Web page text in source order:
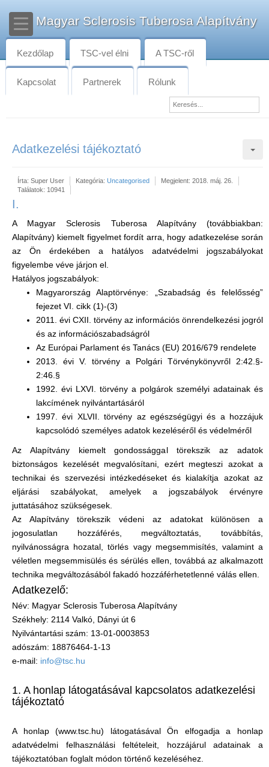
Magyar Sclerosis Tuberosa Alapítvány
Kezdőlap TSC-vel élni A TSC-ről
Kapcsolat Partnerek Rólunk
Adatkezelési tájékoztató
Írta: Super User Kategória: Uncategorised
Megjelent: 2018. máj. 26.
Találatok: 10941
I.
A Magyar Sclerosis Tuberosa Alapítvány (továbbiakban:
Alapítvány) kiemelt figyelmet fordít arra, hogy adatkezelése során
az Ön érdekében a hatályos adatvédelmi jogszabályokat
figyelembe véve járjon el.
Hatályos jogszabályok:
Magyarország Alaptörvénye: „Szabadság és felelősség”
fejezet VI. cikk (1)-(3)
2011. évi CXII. törvény az információs önrendelkezési jogról
és az információszabadságról
Az Európai Parlament és Tanács (EU) 2016/679 rendelete
2013. évi V. törvény a Polgári Törvénykönyvről 2:42.§-
2:46.§
1992. évi LXVI. törvény a polgárok személyi adatainak és
lakcímének nyilvántartásáról
1997. évi XLVII. törvény az egészségügyi és a hozzájuk
kapcsolódó személyes adatok kezeléséről és védelméről
Az Alapítvány kiemelt gondossággal törekszik az adatok
biztonságos kezelését megvalósítani, ezért megteszi azokat a
technikai és szervezési intézkedéseket és kialakítja azokat az
eljárási szabályokat, amelyek a jogszabályok érvényre
juttatásához szükségesek.
Az Alapítvány törekszik védeni az adatokat különösen a
jogosulatlan hozzáférés, megváltoztatás, továbbítás,
nyilvánosságra hozatal, törlés vagy megsemmisítés, valamint a
véletlen megsemmisülés és sérülés ellen, továbbá az alkalmazott
technika megváltozásából fakadó hozzáférhetetlenné válás ellen.
Adatkezelő:
Név: Magyar Sclerosis Tuberosa Alapítvány
Székhely: 2114 Valkó, Dányi út 6
Nyilvántartási szám: 13-01-0003853
adószám: 18876464-1-13
e-mail: info@tsc.hu
1. A honlap látogatásával kapcsolatos adatkezelési
tájékoztató
A honlap (www.tsc.hu) látogatásával Ön elfogadja a honlap
adatvédelmi felhasználási feltételeit, hozzájárul adatainak a
tájékoztatóban foglalt módon történő kezeléséhez.